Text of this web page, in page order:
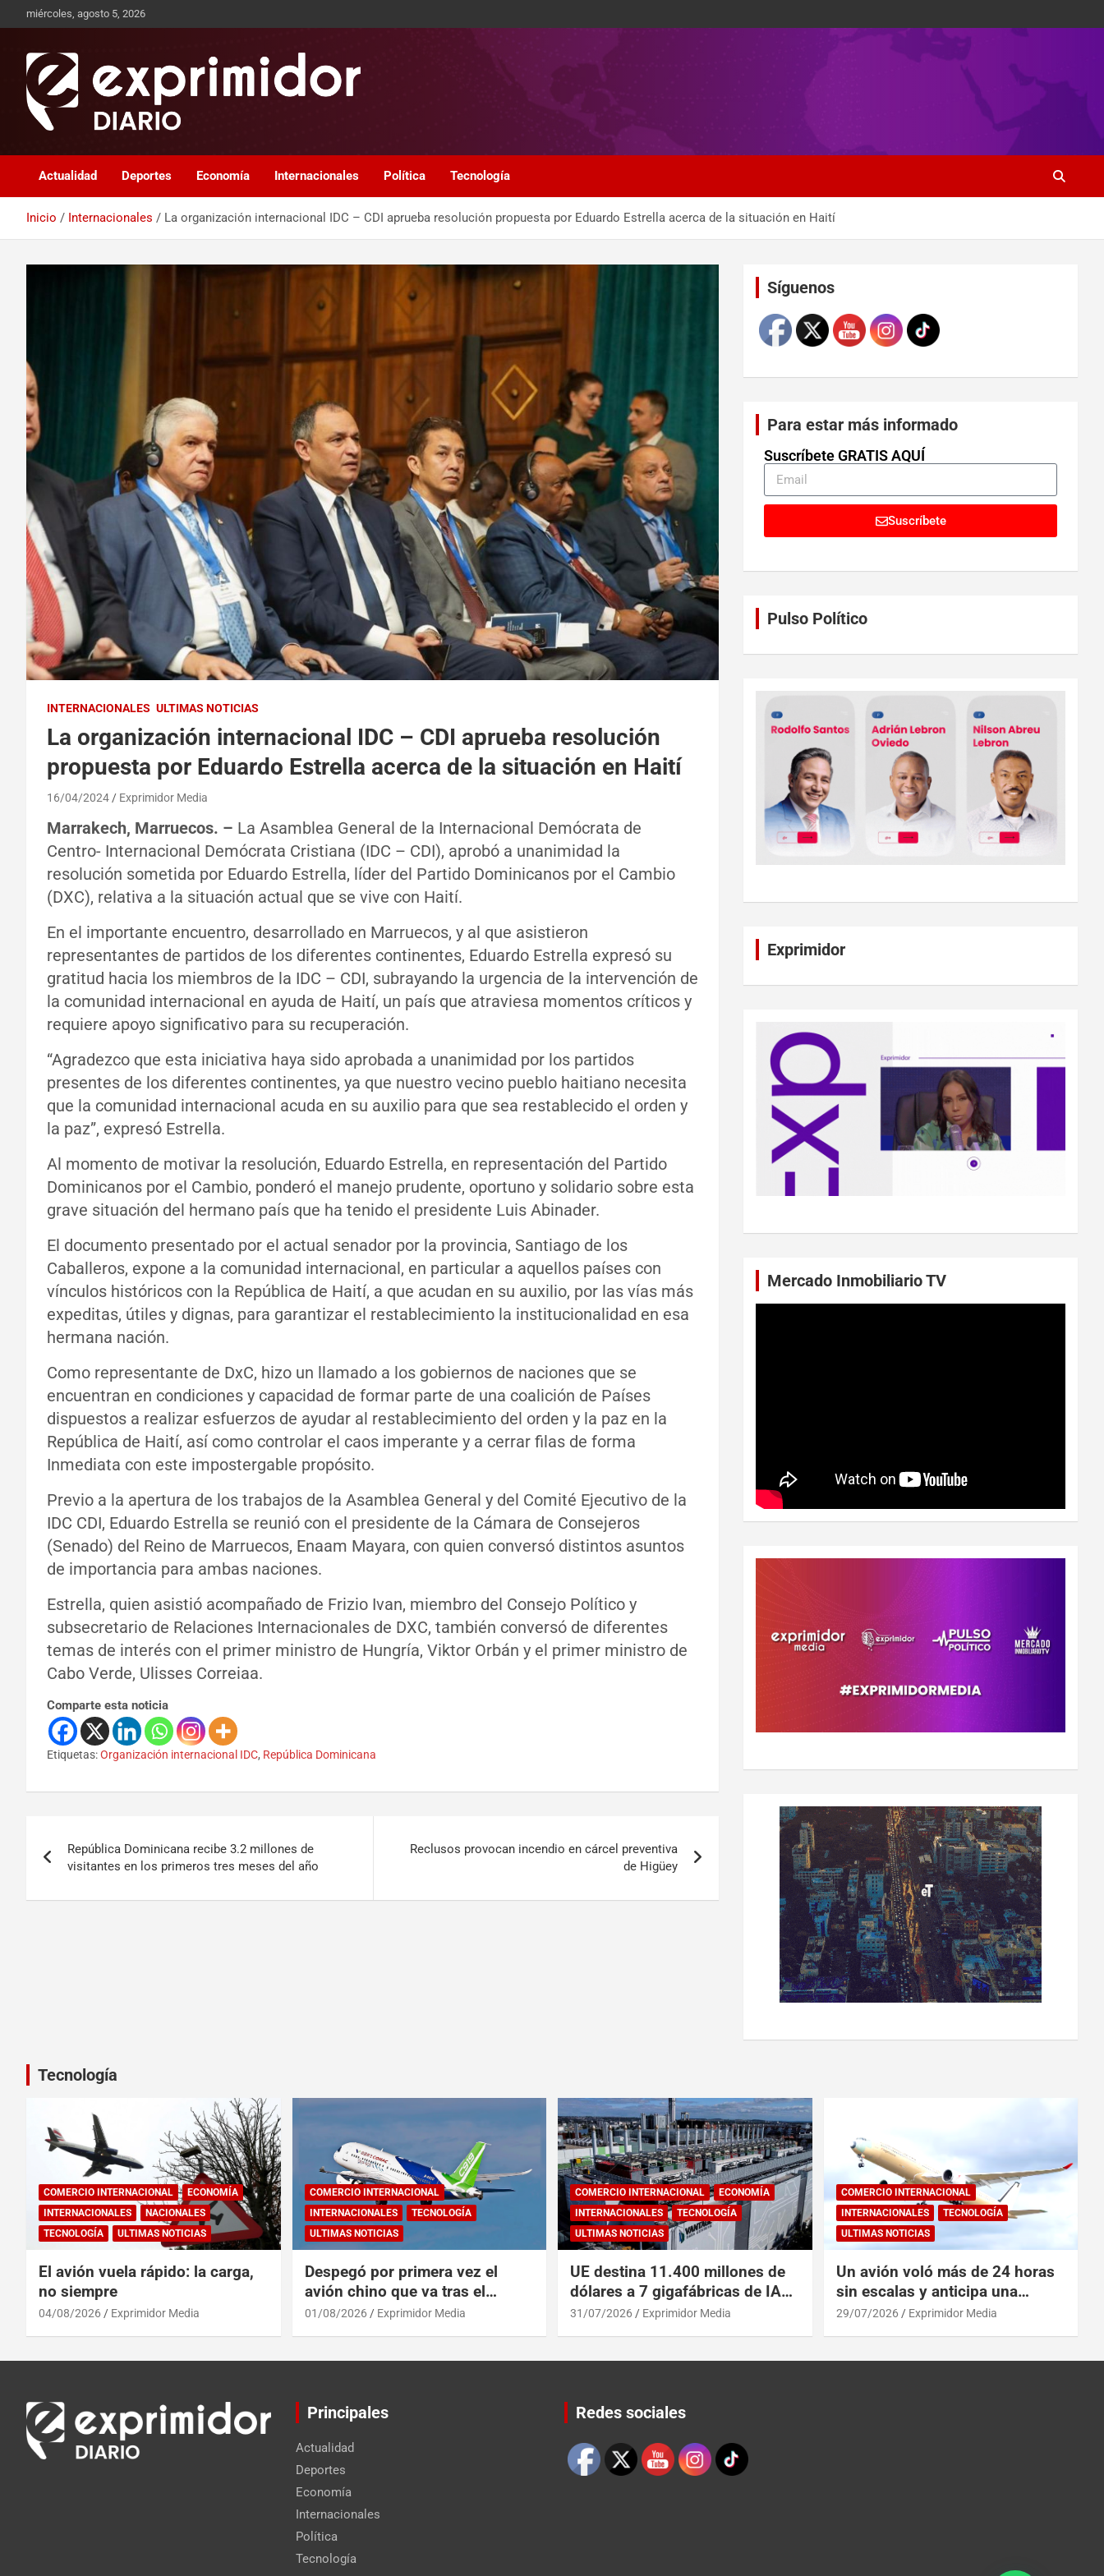
miércoles, agosto 5, 2026
Exprimidor media
Actualidad Deportes Economía Internacionales Política Tecnología
Inicio Internacionales La organización internacional IDC – CDI aprueba resolución propuesta por Eduardo Estrella acerca de la situación en Haití
INTERNACIONALES ULTIMAS NOTICIAS
La organización internacional IDC – CDI aprueba resolución
propuesta por Eduardo Estrella acerca de la situación en Haití
16/04/2024 Exprimidor Media
Marrakech, Marruecos. – La Asamblea General de la Internacional Demócrata de
Centro- Internacional Demócrata Cristiana (IDC – CDI), aprobó a unanimidad la
resolución sometida por Eduardo Estrella, líder del Partido Dominicanos por el Cambio
(DXC), relativa a la situación actual que se vive con Haití.
En el importante encuentro, desarrollado en Marruecos, y al que asistieron
representantes de partidos de los diferentes continentes, Eduardo Estrella expresó su
gratitud hacia los miembros de la IDC – CDI, subrayando la urgencia de la intervención de
la comunidad internacional en ayuda de Haití, un país que atraviesa momentos críticos y
requiere apoyo significativo para su recuperación.
“Agradezco que esta iniciativa haya sido aprobada a unanimidad por los partidos
presentes de los diferentes continentes, ya que nuestro vecino pueblo haitiano necesita
que la comunidad internacional acuda en su auxilio para que sea restablecido el orden y
la paz”, expresó Estrella.
Al momento de motivar la resolución, Eduardo Estrella, en representación del Partido
Dominicanos por el Cambio, ponderó el manejo prudente, oportuno y solidario sobre esta
grave situación del hermano país que ha tenido el presidente Luis Abinader.
El documento presentado por el actual senador por la provincia, Santiago de los
Caballeros, expone a la comunidad internacional, en particular a aquellos países con
vínculos históricos con la República de Haití, a que acudan en su auxilio, por las vías más
expeditas, útiles y dignas, para garantizar el restablecimiento la institucionalidad en esa
hermana nación.
Como representante de DxC, hizo un llamado a los gobiernos de naciones que se
encuentran en condiciones y capacidad de formar parte de una coalición de Países
dispuestos a realizar esfuerzos de ayudar al restablecimiento del orden y la paz en la
República de Haití, así como controlar el caos imperante y a cerrar filas de forma
Inmediata con este impostergable propósito.
Previo a la apertura de los trabajos de la Asamblea General y del Comité Ejecutivo de la
IDC CDI, Eduardo Estrella se reunió con el presidente de la Cámara de Consejeros
(Senado) del Reino de Marruecos, Enaam Mayara, con quien conversó distintos asuntos
de importancia para ambas naciones.
Estrella, quien asistió acompañado de Frizio Ivan, miembro del Consejo Político y
subsecretario de Relaciones Internacionales de DXC, también conversó de diferentes
temas de interés con el primer ministro de Hungría, Viktor Orbán y el primer ministro de
Cabo Verde, Ulisses Correiaa.
Comparte esta noticia
Etiquetas:Organización internacional IDC, República Dominicana
República Dominicana recibe 3.2 millones de
visitantes en los primeros tres meses del año
Reclusos provocan incendio en cárcel preventiva
de Higüey
SíguenosSet Youtube Channel ID
Para estar más informado
Suscríbete GRATIS AQUÍ
Suscríbete
Pulso Político
Exprimidor
Mercado Inmobiliario TV
Tecnología
COMERCIO INTERNACIONAL
ECONOMÍA
INTERNACIONALES
NACIONALES
TECNOLOGÍA
ULTIMAS NOTICIAS
El avión vuela rápido: la carga,
no siempre
04/08/2026 Exprimidor Media
COMERCIO INTERNACIONAL
INTERNACIONALES
TECNOLOGÍA
ULTIMAS NOTICIAS
Despegó por primera vez el
avión chino que va tras el
reinado del A319 en el Tíbet
01/08/2026 Exprimidor Media
COMERCIO INTERNACIONAL
ECONOMÍA
INTERNACIONALES
TECNOLOGÍA
ULTIMAS NOTICIAS
UE destina 11.400 millones de
dólares a 7 gigafábricas de IA
para alcanzar a EEUU y China
31/07/2026 Exprimidor Media
COMERCIO INTERNACIONAL
INTERNACIONALES
TECNOLOGÍA
ULTIMAS NOTICIAS
Un avión voló más de 24 horas
sin escalas y anticipa una
revolución en los viajes
29/07/2026 Exprimidor Media
Principales
Actualidad
Deportes
Economía
Internacionales
Política
Tecnología
Redes sociales
Set Youtube Channel ID